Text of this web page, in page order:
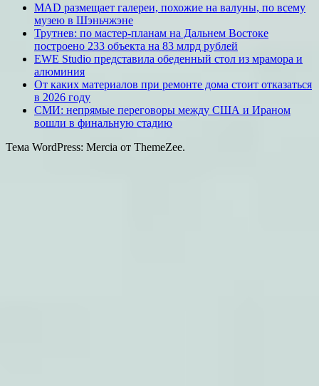
MAD размещает галереи, похожие на валуны, по всему
музею в Шэньчжэне
Трутнев: по мастер-планам на Дальнем Востоке
построено 233 объекта на 83 млрд рублей
EWE Studio представила обеденный стол из мрамора и
алюминия
От каких материалов при ремонте дома стоит отказаться
в 2026 году
СМИ: непрямые переговоры между США и Ираном
вошли в финальную стадию
Тема WordPress: Mercia от ThemeZee.